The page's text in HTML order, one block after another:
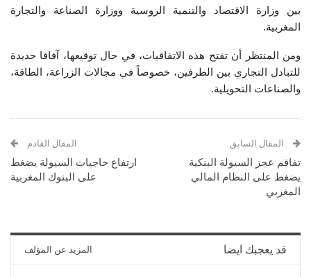
بين وزارة الاقتصاد والتنمية الروسية ووزارة الصناعة والتجارة
المغربية.
ومن المنتظر أن تفتح هذه الاتفاقيات، في حال توقيعها، آفاقا جديدة
للتبادل التجاري بين الطرفين، خصوصاً في مجالات الزراعة، الطاقة،
والصناعات التحويلية.
المقال السابق
تفاقم عجز السيولة البنكية
يضغط على النظام المالي
المغربي
المقال القادم
ارتفاع حاجيات السيولة يضغط
على البنوك المغربية
قد يعجبك ايضا المزيد عن المؤلف